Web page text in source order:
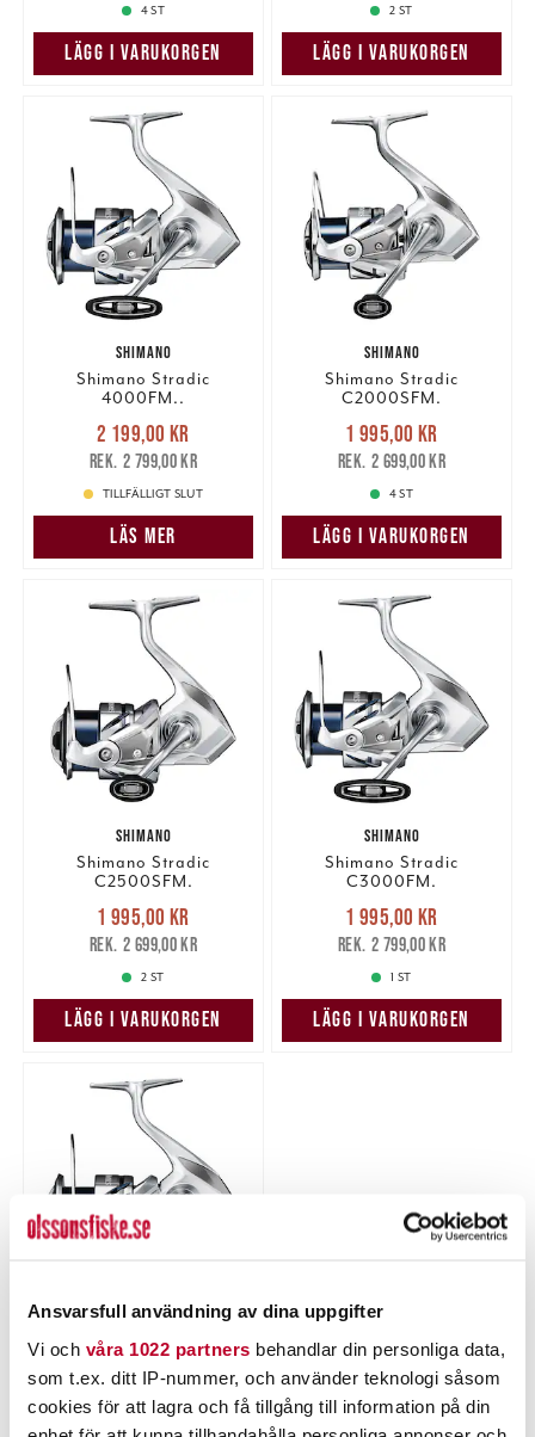
Ansvarsfull användning av dina uppgifter
Vi och våra 1022 partners behandlar din personliga data,
som t.ex. ditt IP-nummer, och använder teknologi såsom
cookies för att lagra och få tillgång till information på din
4 ST
LÄGG I VARUKORGEN
2 ST
LÄGG I VARUKORGEN
SHIMANO
Shimano Stradic
4000FM..
Nuvarande pris
2 199,00 krTidigare pris
2 799,00 kr
2 199,00 kr
2 799,00 kr
TILLFÄLLIGT SLUT
LÄS MER
SHIMANO
Shimano Stradic
C2000SFM.
Nuvarande pris
1 995,00 krTidigare pris
2 699,00 kr
1 995,00 kr
2 699,00 kr
4 ST
LÄGG I VARUKORGEN
SHIMANO
Shimano Stradic
C2500SFM.
Nuvarande pris
1 995,00 krTidigare pris
2 699,00 kr
1 995,00 kr
2 699,00 kr
2 ST
LÄGG I VARUKORGEN
SHIMANO
Shimano Stradic
C3000FM.
Nuvarande pris
1 995,00 krTidigare pris
2 799,00 kr
1 995,00 kr
2 799,00 kr
1 ST
LÄGG I VARUKORGEN
SHIMANO
Shimano Stradic
C3000HGFM.
Nuvarande pris:
1 995,00 krTidigare pris:
1 995,00 kr
2 799,00 kr